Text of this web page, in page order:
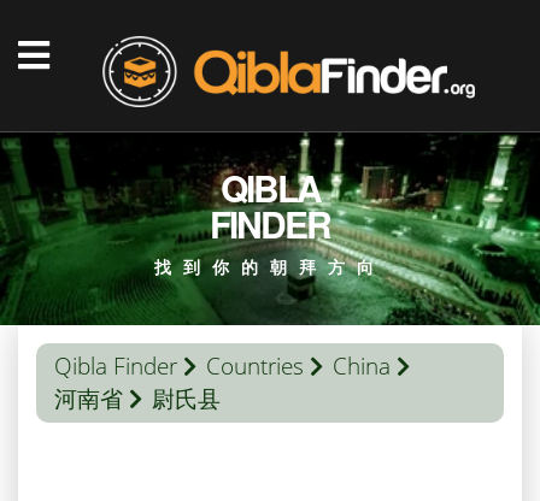
QIBLA
FINDER
找到你的朝拜方向
Qibla Finder Countries
China
河南省
尉氏县